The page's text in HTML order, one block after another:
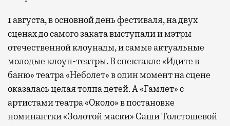
1 августа, в основной день фестиваля, на двух
сценах до самого заката выступали и мэтры
отечественной клоунады, и самые актуальные
молодые клоун-театры. В спектакле «Идите в
баню» театра «Неболет» в один момент на сцене
оказалась целая толпа детей. А «Гамлет» с
артистами театра «Около» в постановке
номинантки «Золотой маски» Саши Толстошевой